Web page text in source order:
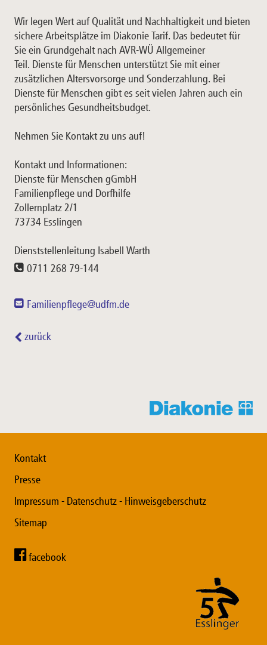
Wir legen Wert auf Qualität und Nachhaltigkeit und bieten
sichere Arbeitsplätze im Diakonie Tarif. Das bedeutet für
Sie ein Grundgehalt nach AVR-WÜ Allgemeiner
Teil. Dienste für Menschen unterstützt Sie mit einer
zusätzlichen Altersvorsorge und Sonderzahlung. Bei
Dienste für Menschen gibt es seit vielen Jahren auch ein
persönliches Gesundheitsbudget.
Nehmen Sie Kontakt zu uns auf!
Kontakt und Informationen:
Dienste für Menschen gGmbH
Familienpflege und Dorfhilfe
Zollernplatz 2/1
73734 Esslingen
Dienststellenleitung Isabell Warth
0711 268 79-144
Familienpflege@udfm.de
zurück
Kontakt
Presse
Impressum - Datenschutz - Hinweisgeberschutz
Sitemap
facebook